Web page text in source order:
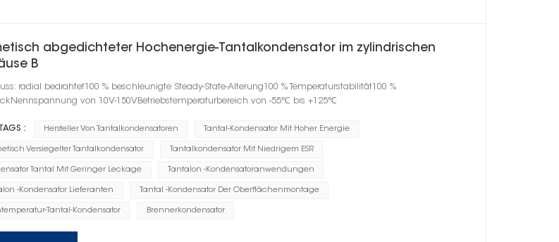
abgedichteter Hochenergie-Tantalkondensator im zylindrischen
B
radial bedrahtet100 % beschleunigte Steady-State-Alterung100 % Temperaturstabilität100 %
von 10V-150VBetriebstemperaturbereich von -55℃ bis +125℃
: Hersteller Von Tantalkondensatoren Tantal-Kondensator Mit Hoher Energie
Versiegelter Tantalkondensator Tantalkondensator Mit Niedrigem ESR
Tantal Mit Geringer Leckage Tantalon -Kondensatoranwendungen
-Kondensator Lieferanten Tantal -Kondensator Der Oberflächenmontage
Tantal-Kondensator Brennerkondensator